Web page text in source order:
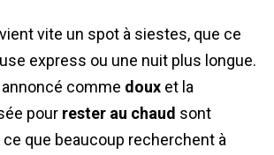
vite un spot à siestes, que ce
express ou une nuit plus longue.
comme doux et la
pour rester au chaud sont
que beaucoup recherchent à